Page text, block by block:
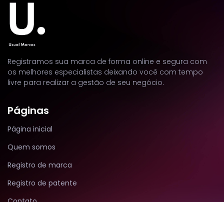
Registramos sua marca de forma online e segura com
os melhores especialistas deixando você com tempo
livre para realizar a gestão de seu negócio.
Páginas
Página inicial
Quem somos
Registro de marca
Registro de patente